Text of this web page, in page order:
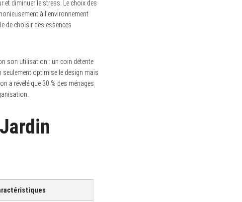
et diminuer le stress. Le choix des
à l’environnement
de choisir des essences
son utilisation : un coin détente
seulement optimise le design mais
a révélé que 30 % des ménages